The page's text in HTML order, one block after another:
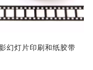
幻灯片印刷和纸胶带